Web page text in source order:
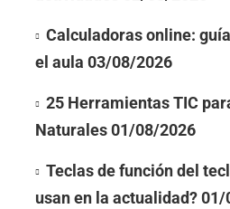
Calculadoras online:
el aula 03/08/2026
25 Herramientas TIC
Naturales01/08/2026
Teclas de función del
usan en la actualidad?01/